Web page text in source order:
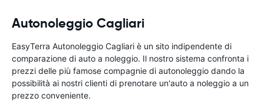
Autonoleggio Cagliari
EasyTerra Autonoleggio Cagliari è un sito indipendente di
comparazione di auto a noleggio. Il nostro sistema confronta i
prezzi delle più famose compagnie di autonoleggio dando la
possibilità ai nostri clienti di prenotare un'auto a noleggio a un
prezzo conveniente.